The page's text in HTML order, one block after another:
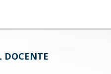
DOCENTE